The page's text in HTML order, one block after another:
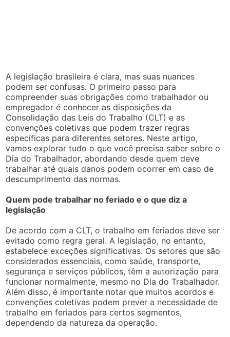
A legislação brasileira é clara, mas suas nuances
podem ser confusas. O primeiro passo para
compreender suas obrigações como trabalhador ou
empregador é conhecer as disposições da
Consolidação das Leis do Trabalho (CLT) e as
convenções coletivas que podem trazer regras
específicas para diferentes setores. Neste artigo,
vamos explorar tudo o que você precisa saber sobre o
Dia do Trabalhador, abordando desde quem deve
trabalhar até quais danos podem ocorrer em caso de
descumprimento das normas.
Quem pode trabalhar no feriado e o que diz a
legislação
De acordo com a CLT, o trabalho em feriados deve ser
evitado como regra geral. A legislação, no entanto,
estabelece exceções significativas. Os setores que são
considerados essenciais, como saúde, transporte,
segurança e serviços públicos, têm a autorização para
funcionar normalmente, mesmo no Dia do Trabalhador.
Além disso, é importante notar que muitos acordos e
convenções coletivas podem prever a necessidade de
trabalho em feriados para certos segmentos,
dependendo da natureza da operação.